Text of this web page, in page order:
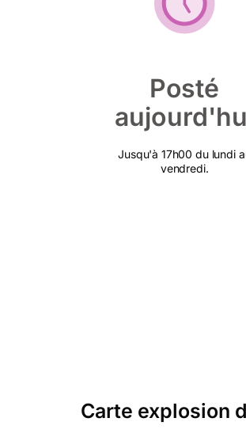
Posté
Jusqu'à 17h00 du lundi
vendredi.
Carte explosion